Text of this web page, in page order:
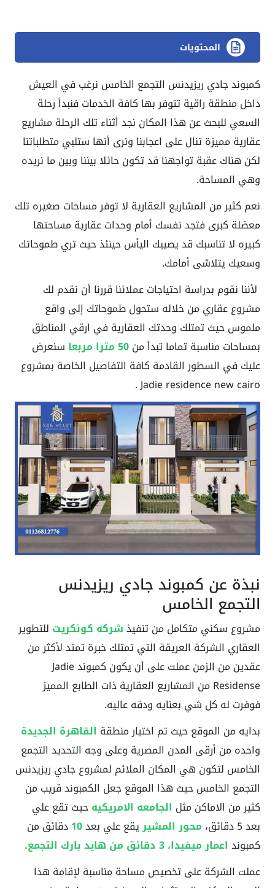
المحتويات
كمبوند جادي ريزيدنس التجمع الخامس نرغب في العيش
داخل منطقة راقية تتوفر بها كافة الخدمات فنبدأ رحلة
السعي للبحث عن هذا المكان نجد أثناء تلك الرحلة مشاريع
عقارية مميزة تنال على اعجابنا ونرى أنها ستلبي متطلباتنا
لكن هناك عقبة تواجهنا قد تكون حائلا بيننا وبين ما نريده
وهي المساحة.
نعم كثير من المشاريع العقارية لا توفر مساحات صغيره تلك
معضلة كبرى فتجد نفسك أمام وحدات عقارية مساحتها
كبيره لا تناسبك قد يصيبك اليأس حينئذ حيث تري طموحاتك
وسعيك يتلاشى أمامك.
لأننا نقوم بدراسة احتياجات عملائنا قررنا أن نقدم لك
مشروع عقاري من خلاله ستحول طموحاتك إلى واقع
ملموس حيث تمتلك وحدتك العقارية في ارقي المناطق
بمساحات مناسبة تماما تبدأ من50مترا مربعا سنعرض
عليك في السطور القادمة كافة التفاصيل الخاصة بمشروع
Jadie residence new cairo .
نبذة عن كمبوند جادي ريزيدنس
التجمع الخامس
مشروع سكني متكامل من تنفيذشركه كونكريت للتطوير
العقاري الشركة العريقة التي تمتلك خبرة تمتد لأكثر من
عقدين من الزمن عملت على أن يكون كمبوند Jadie
Residense من المشاريع العقارية ذات الطابع المميز
فوفرت له كل شي بعنايه ودقه عاليه.
بدايه من الموقع حيث تم اختيار منطقة القاهرة الجديدة
واحده من أرقى المدن المصرية وعلى وجه التحديد التجمع
الخامس لتكون هي المكان الملائم لمشروع جادي ريزيدنس
التجمع الخامس حيث هذا الموقع جعل الكمبوند قريب من
كثير من الاماكن مثل الجامعه الامريكيهحيث تقع علي
بعد 5 دقائق،
محور المشيريقع علي بعد10دقائق من
كمبوند اعمار ميفيدا، 3 دقائق من هايد بارك التجمع.
عملت الشركة على تخصيص مساحة مناسبة لإقامة هذا